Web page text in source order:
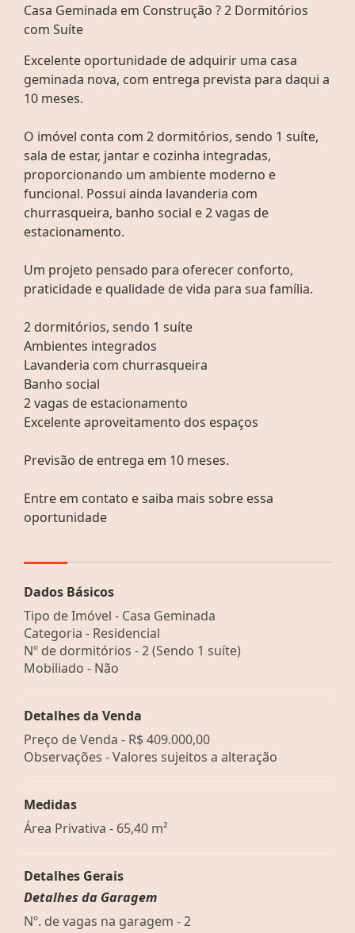
Casa Geminada em Construção ? 2 Dormitórios
com Suíte
Excelente oportunidade de adquirir uma casa
geminada nova, com entrega prevista para daqui a
10 meses.
O imóvel conta com 2 dormitórios, sendo 1 suíte,
sala de estar, jantar e cozinha integradas,
proporcionando um ambiente moderno e
funcional. Possui ainda lavanderia com
churrasqueira, banho social e 2 vagas de
estacionamento.
Um projeto pensado para oferecer conforto,
praticidade e qualidade de vida para sua família.
2 dormitórios, sendo 1 suíte
Ambientes integrados
Lavanderia com churrasqueira
Banho social
2 vagas de estacionamento
Excelente aproveitamento dos espaços
Previsão de entrega em 10 meses.
Entre em contato e saiba mais sobre essa
oportunidade
Dados Básicos
Tipo de Imóvel - Casa Geminada
Categoria - Residencial
Nº de dormitórios - 2 (Sendo 1 suíte)
Mobiliado - Não
Detalhes da Venda
Preço de Venda - R$ 409.000,00
Observações - Valores sujeitos a alteração
Medidas
Área Privativa - 65,40 m²
Detalhes Gerais
Detalhes da Garagem
Nº. de vagas na garagem - 2